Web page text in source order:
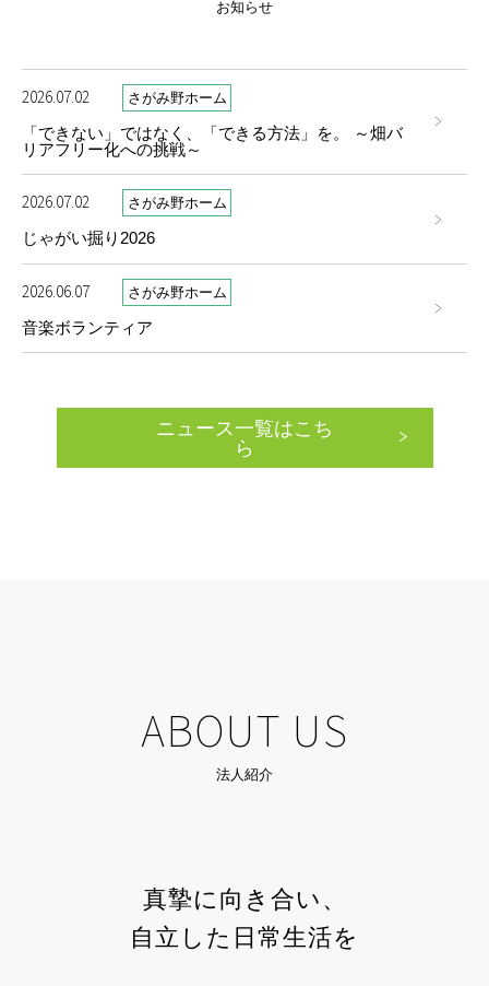
お知らせ
2026.07.02 さがみ野ホーム
「できない」ではなく、「できる方法」を。 ～畑バ
リアフリー化への挑戦～
2026.07.02 さがみ野ホーム
じゃがい掘り2026
2026.06.07 さがみ野ホーム
音楽ボランティア
ニュース一覧はこち
ら
ABOUT US
法人紹介
真摯に向き合い、
自立した日常生活を